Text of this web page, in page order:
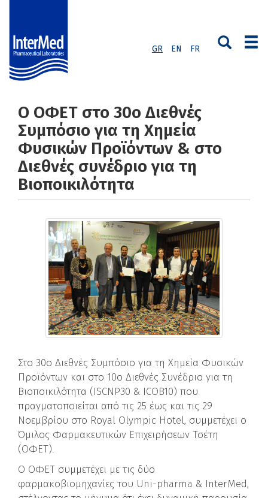
GR EN FR
Ο ΟΦΕΤ στο 30ο Διεθνές
Συμπόσιο για τη Χημεία
Φυσικών Προϊόντων & στο
Διεθνές συνέδριο για τη
Βιοποικιλότητα
Στο 30ο Διεθνές Συμπόσιο για τη Χημεία Φυσικών
Προϊόντων και στο 10ο Διεθνές Συνέδριο για τη
Βιοποικιλότητα (ISCNP30 & ICOB10) που
πραγματοποιείται από τις 25 έως και τις 29
Νοεμβρίου στο Royal Olympic Hotel, συμμετέχει ο
Όμιλος Φαρμακευτικών Επιχειρήσεων Τσέτη
(ΟΦΕΤ).
Ο ΟΦΕΤ συμμετέχει με τις δύο
φαρμακοβιομηχανίες του Uni-pharma & InterMed,